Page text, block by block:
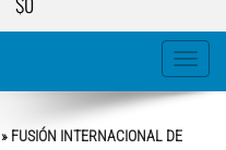
Toggle
» FUSIÓN INTERNACIONAL DE